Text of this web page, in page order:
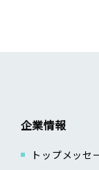
企業情報
トップメッセ